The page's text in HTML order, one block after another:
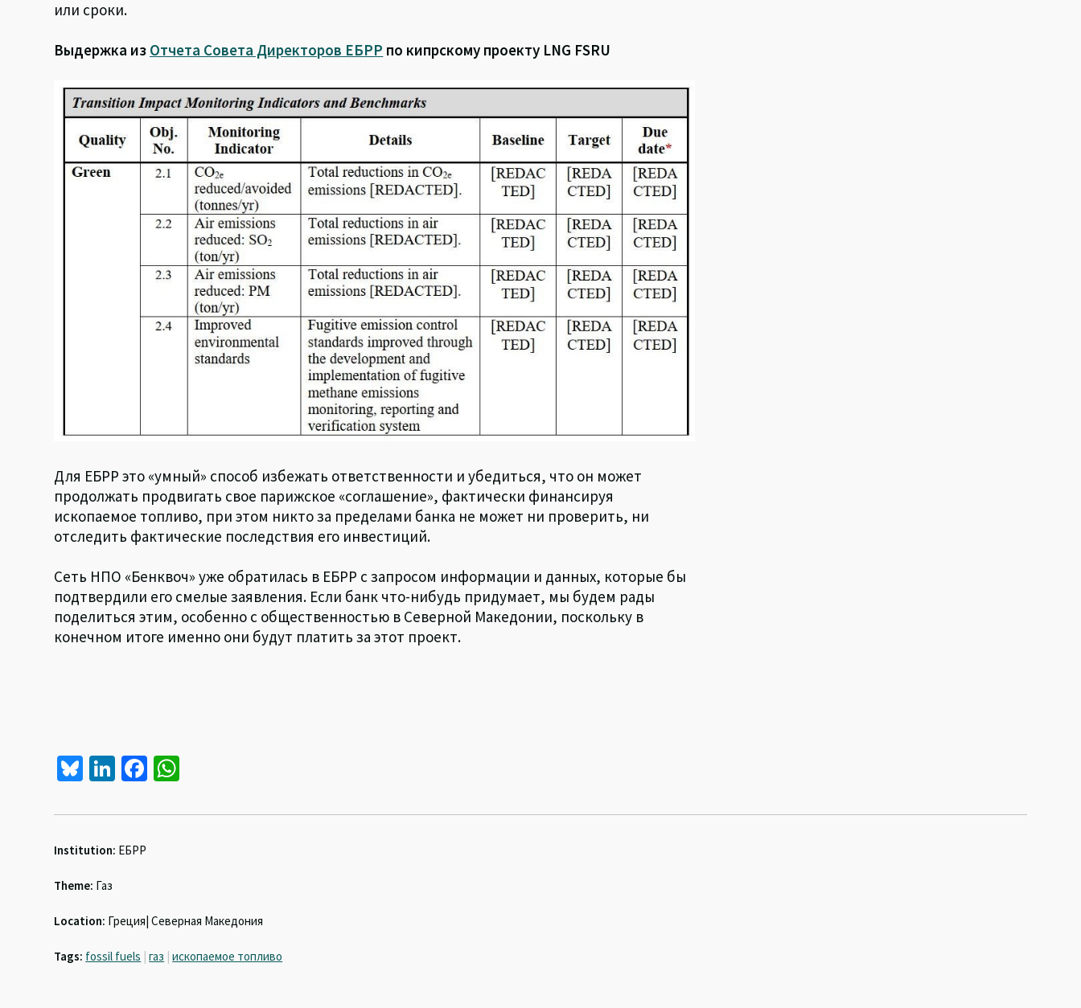
или сроки.
Выдержка из Отчета Совета Директоров ЕБРР по кипрскому проекту LNG FSRU
Для ЕБРР это «умный» способ избежать ответственности и убедиться, что он может
продолжать продвигать свое парижское «соглашение», фактически финансируя
ископаемое топливо, при этом никто за пределами банка не может ни проверить, ни
отследить фактические последствия его инвестиций.
Сеть НПО «Бенквоч» уже обратилась в ЕБРР с запросом информации и данных, которые бы
подтвердили его смелые заявления. Если банк что-нибудь придумает, мы будем рады
поделиться этим, особенно с общественностью в Северной Македонии, поскольку в
конечном итоге именно они будут платить за этот проект.
Bl
es
ky
Li
ke
dI
Fa
b at
Institution: ЕБРР
Theme: Газ
Location: Греция| Северная Македония
Tags: fossil fuels газ ископаемое топливо